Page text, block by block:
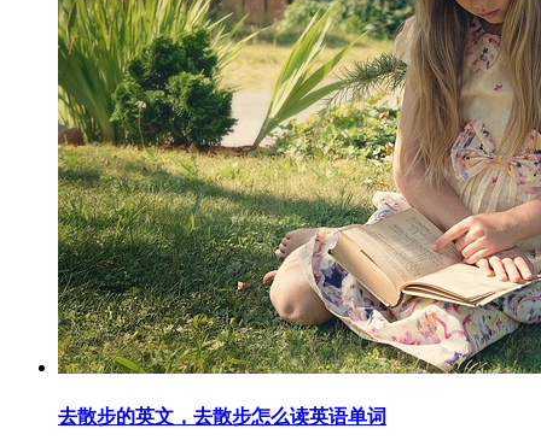
去散步的英文，去散步怎么读英语单词